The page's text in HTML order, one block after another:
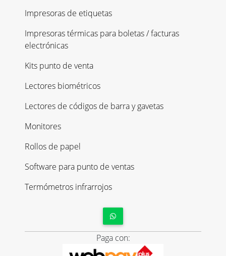
Impresoras de etiquetas
Impresoras térmicas para boletas / facturas
electrónicas
Kits punto de venta
Lectores biométricos
Lectores de códigos de barra y gavetas
Monitores
Rollos de papel
Software para punto de ventas
Termómetros infrarrojos
Paga con: